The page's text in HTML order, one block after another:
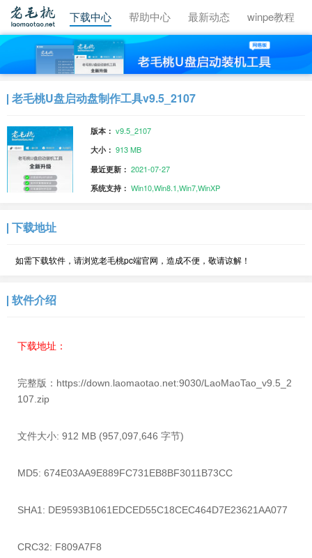
视频教程 下载中心 帮助中心 最新动态 winpe教程
老毛桃U盘启动盘制作工具v9.5_2107
版本： v9.5_2107
大小： 913 MB
最近更新： 2021-07-27
系统支持： Win10,Win8.1,Win7,WinXP
下载地址
如需下载软件，请浏览老毛桃pc端官网，造成不便，敬请谅解！
软件介绍
下载地址：
完整版： https://down.laomaotao.net:9030/LaoMaoTao_v9.5_2
107.zip
文件大小: 912 MB (957,097,646 字节)
MD5: 674E03AA9E889FC731EB8BF3011B73CC
SHA1: DE9593B1061EDCED55C18CEC464D7E23621AA077
CRC32: F809A7F8